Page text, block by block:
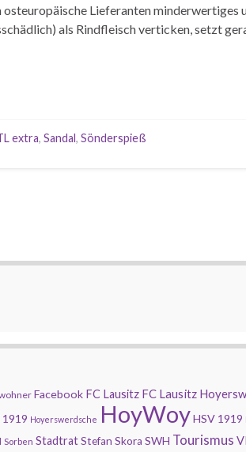
Lieferanten minderwertiges
als Rindfleisch verticken, setzt
extra, Sandal, Sönderspieß
Facebook FC Lausitz FC Lausitz
Hoyerswerdsche HoyWoyHSV 1919
Sorben StadtratStefan Skora SWH Tourismus